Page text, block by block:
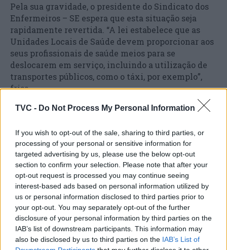
TVC - Do Not Process My Personal Information
If you wish to opt-out of the sale, sharing to third parties, or
processing of your personal or sensitive information for
targeted advertising by us, please use the below opt-out
section to confirm your selection. Please note that after your
opt-out request is processed you may continue seeing
interest-based ads based on personal information utilized by
us or personal information disclosed to third parties prior to
your opt-out. You may separately opt-out of the further
disclosure of your personal information by third parties on the
IAB’s list of downstream participants. This information may
also be disclosed by us to third parties on the IAB’s List of
Pela sua gravidade, o presidente do Sindicato dos
Enfermeiros – SE espera que esta situação seja
rapidamente revertida. “A lei estabelece que as
Unidades Locais de Saúde devem proporcionar aos
seus profissionais de saúde meios para se
deslocarem em serviço, incluindo a utilização de
transportes públicos, como o táxi, por exemplo”,
frisa.
Não obstante, o Sindicato dos Enfermeiros – SE, irá
intervenção imediata do Ministério da Saúde. O SE
acredita ainda que, face a tudo o que é relatado
pelos colegas, possa existir matéria para uma
intervenção da Inspeção-Geral das Atividades em
Saúde.